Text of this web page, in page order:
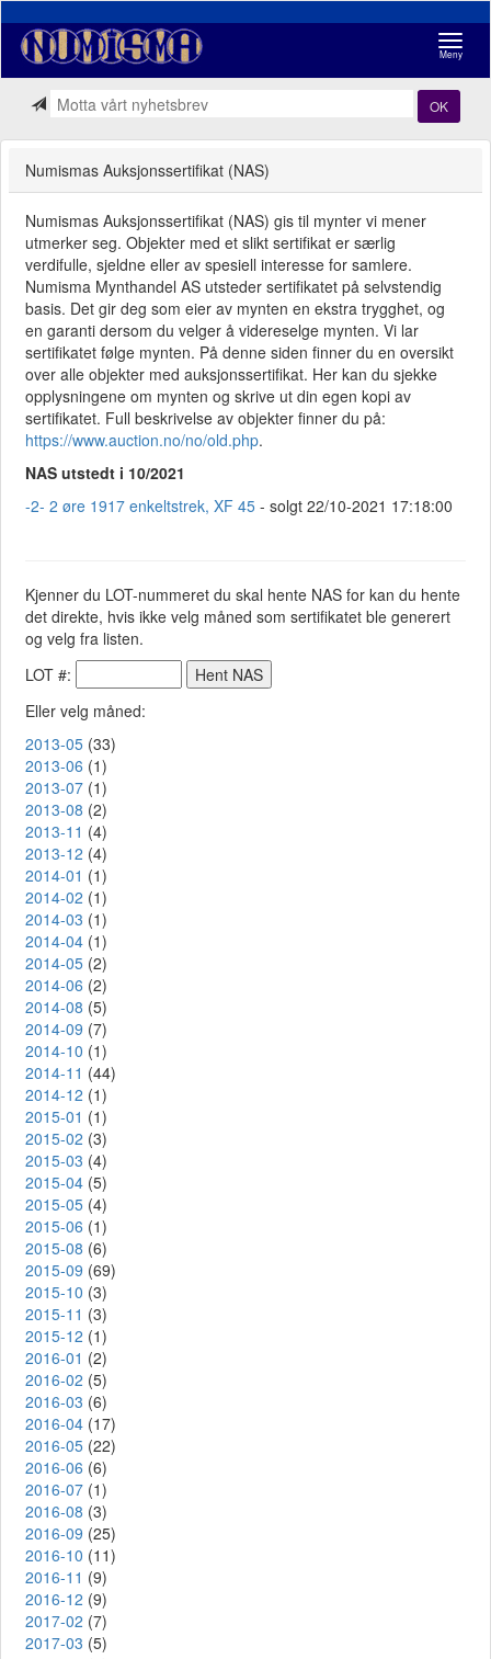
Meny
OK
Numismas Auksjonssertifikat (NAS)
Numismas Auksjonssertifikat (NAS) gis til mynter vi mener
utmerker seg. Objekter med et slikt sertifikat er særlig
verdifulle, sjeldne eller av spesiell interesse for samlere.
Numisma Mynthandel AS utsteder sertifikatet på selvstendig
basis. Det gir deg som eier av mynten en ekstra trygghet, og
en garanti dersom du velger å videreselge mynten. Vi lar
sertifikatet følge mynten. På denne siden finner du en oversikt
over alle objekter med auksjonssertifikat. Her kan du sjekke
opplysningene om mynten og skrive ut din egen kopi av
sertifikatet. Full beskrivelse av objekter finner du på:
https://www.auction.no/no/old.php.
NAS utstedt i 10/2021
-2- 2 øre 1917 enkeltstrek, XF 45 - solgt 22/10-2021 17:18:00
Kjenner du LOT-nummeret du skal hente NAS for kan du hente
det direkte, hvis ikke velg måned som sertifikatet ble generert
og velg fra listen.
LOT #:
Eller velg måned:
2013-05 (33)
2013-06 (1)
2013-07 (1)
2013-08 (2)
2013-11 (4)
2013-12 (4)
2014-01 (1)
2014-02 (1)
2014-03 (1)
2014-04 (1)
2014-05 (2)
2014-06 (2)
2014-08 (5)
2014-09 (7)
2014-10 (1)
2014-11 (44)
2014-12 (1)
2015-01 (1)
2015-02 (3)
2015-03 (4)
2015-04 (5)
2015-05 (4)
2015-06 (1)
2015-08 (6)
2015-09 (69)
2015-10 (3)
2015-11 (3)
2015-12 (1)
2016-01 (2)
2016-02 (5)
2016-03 (6)
2016-04 (17)
2016-05 (22)
2016-06 (6)
2016-07 (1)
2016-08 (3)
2016-09 (25)
2016-10 (11)
2016-11 (9)
2016-12 (9)
2017-02 (7)
2017-03 (5)